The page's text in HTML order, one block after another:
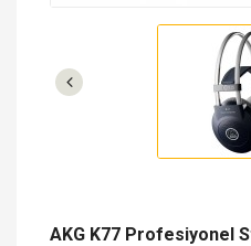
AKG K77 Profesiyonel